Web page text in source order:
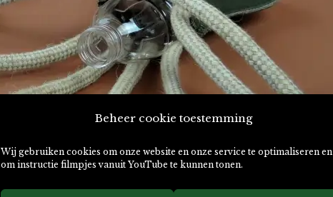
Beheer cookie toestemming
Wij gebruiken cookies om onze website en onze service te optimaliseren en
om instructie filmpjes vanuit YouTube te kunnen tonen.